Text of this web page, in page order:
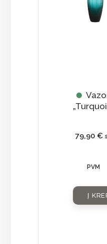
79,90 €
PVM
Į